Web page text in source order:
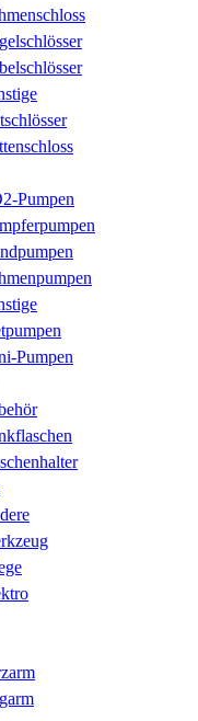
Pumpen
Pumpen